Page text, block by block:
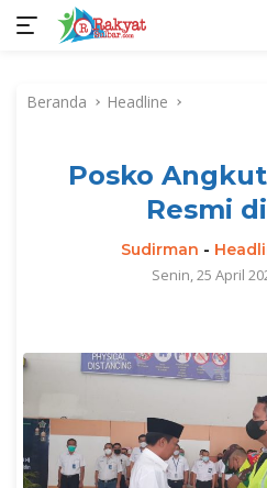
kontenBeranda Headline
Posko
Resmi
Sudirman -
Senin, 25 April